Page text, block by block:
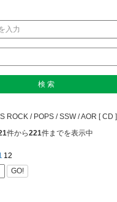
ROCK / POPS / SSW / AOR [ CD ]
件から221件までを表示中
12
GO!